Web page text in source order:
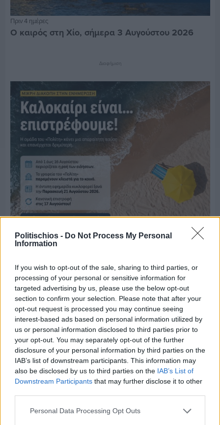
Politischios - Do Not Process My Personal
Information
If you wish to opt-out of the sale, sharing to third parties, or
processing of your personal or sensitive information for
targeted advertising by us, please use the below opt-out
section to confirm your selection. Please note that after your
opt-out request is processed you may continue seeing
interest-based ads based on personal information utilized by
us or personal information disclosed to third parties prior to
your opt-out. You may separately opt-out of the further
disclosure of your personal information by third parties on the
IAB’s list of downstream participants. This information may
also be disclosed by us to third parties on the IAB’s List of
Downstream Participants that may further disclose it to other
Personal Data Processing Opt Outs
Πριν 4 ημέρες
Ο καιρός στη Χίο, σήμερα 3 Αυγούστου 2026
Διαφήμιση
Πριν 6 ημέρες
Μία μικρή αλλά αναγκαία ανάπαυλα για την